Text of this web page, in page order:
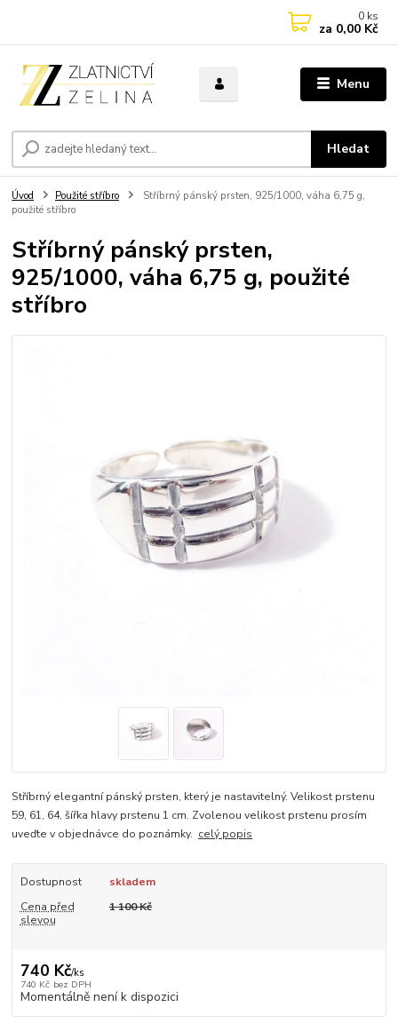
Menu
Hledat
0 ks
za 0,00 Kč
Úvod Použité stříbro
Stříbrný pánský prsten, 925/1000, váha 6,75 g,
použité stříbro
Stříbrný pánský prsten,
925/1000, váha 6,75 g, použité
stříbro
Stříbrný elegantní pánský prsten, který je nastavitelný. Velikost prstenu
59, 61, 64, šířka hlavy prstenu 1 cm. Zvolenou velikost prstenu prosím
uveďte v objednávce do poznámky. celý popis
Dostupnost
skladem
Cena před
slevou
1 100 Kč
740 Kč/ks
740 Kč bez DPH
Momentálně není k dispozici